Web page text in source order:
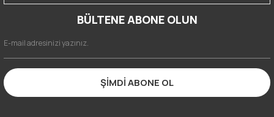
BÜLTENE ABONE OLUN
ŞİMDİ ABONE OL